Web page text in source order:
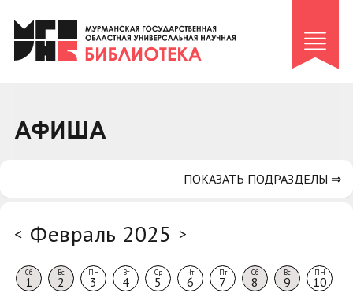
Клуб «Гиря и сельдерей»
Клуб «Семейный архив»
Коллегам
АФИША
< Февраль 2025 >
Сб
1
Вс
2
ПН
3
Вт
4
Ср
5
Чт
6
Пт
7
Сб
8
Вс
9
ПН
10
ПОКАЗАТЬ ПОДРАЗДЕЛЫ ⇒